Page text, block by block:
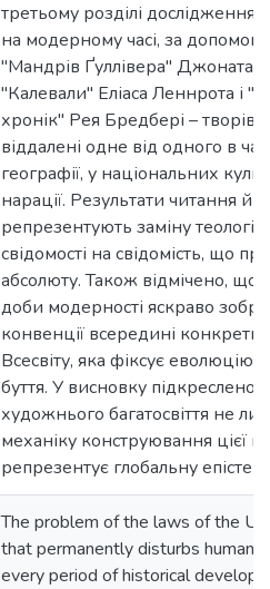
третьому розділі дослідження
на модерному часі, за
"Мандрів Ґуллівера"
"Калевали" Еліаса Леннрота і
хронік" Рея Бредбері –
віддалені одне від одного в
географії, у національних
нарації. Результати читання й
репрезентують заміну
свідомості на свідомість, що
абсолюту. Також відмічено, що
доби модерності яскраво
конвенції всередині
Всесвіту, яка фіксує еволюцію
буття. У висновку підкреслено,
художнього багатосвіття не
механіку конструювання цієї
репрезентує глобальну
The problem of the laws of the
that permanently disturbs human
every period of historical